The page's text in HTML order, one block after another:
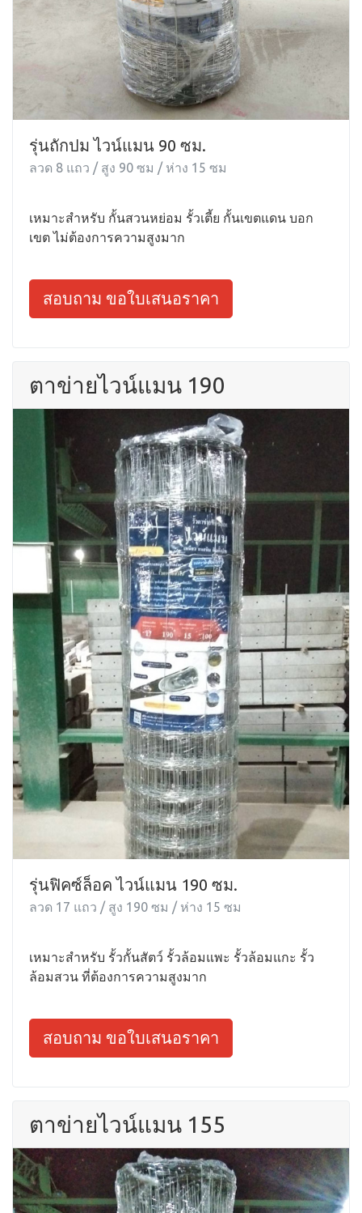
รุ่นถักปม ไวน์แมน 90 ซม.
ลวด 8 แถว / สูง 90 ซม / ห่าง 15 ซม
เหมาะสำหรับ กั้นสวนหย่อม รั้วเตี้ย กั้นเขตแดน บอก
เขต ไม่ต้องการความสูงมาก
สอบถาม ขอใบเสนอราคา
ตาข่ายไวน์แมน 190
รุ่นฟิคซ์ล็อค ไวน์แมน 190 ซม.
ลวด 17 แถว / สูง 190 ซม / ห่าง 15 ซม
เหมาะสำหรับ รั้วกั้นสัตว์ รั้วล้อมแพะ รั้วล้อมแกะ รั้ว
ล้อมสวน ที่ต้องการความสูงมาก
สอบถาม ขอใบเสนอราคา
ตาข่ายไวน์แมน 155